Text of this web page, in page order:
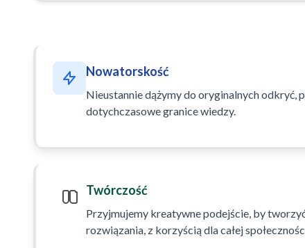
Nowatorskość
Nieustannie dążymy do oryginalnych odkryć,
dotychczasowe granice wiedzy.
Twórczość
Przyjmujemy kreatywne podejście, by
rozwiązania, z korzyścią dla całej